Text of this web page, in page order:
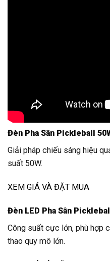
Đèn Pha Sân Pickleball
Giải pháp chiếu sáng hiệu
suất 50W.
XEM GIÁ VÀ ĐẶT MUA
Đèn LED Pha Sân
Công suất cực lớn, phù hợp
thao quy mô lớn.